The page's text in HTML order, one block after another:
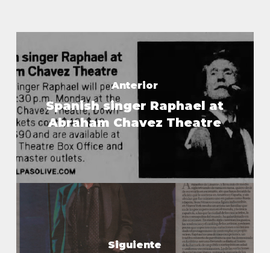
Anterior
Spanish singer Raphael at
Abraham Chavez Theatre
Siguiente